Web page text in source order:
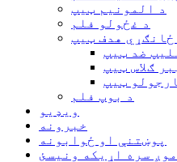
د المونیم ټیپ
د غځولو فلم
ځانګړي هدف ټیپ
ضد ټیپ
ګلاس ټیپ
ټیپ
د بوپ فلم
ویډیو
خبرونه
پوښتنې او ځوابونه
موږ سره اړیکه ونیسئ